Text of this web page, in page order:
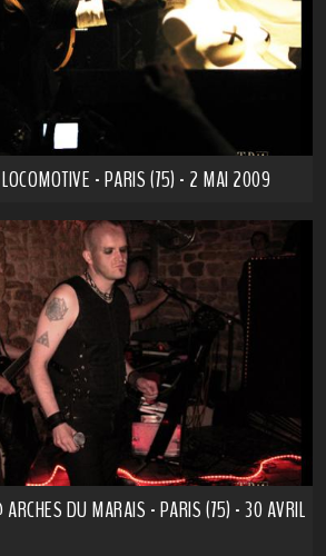
- PARIS (75) - 2 MAI 2009
ARCHES DU MARAIS - PARIS (75) - 30 AVRIL